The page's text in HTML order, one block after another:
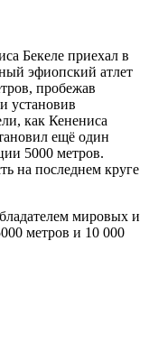
Бекеле приехал в
эфиопский атлет
пробежав
установив
как Кенениса
ещё один
5000 метров.
на последнем круге
мировых и
метров и 10 000